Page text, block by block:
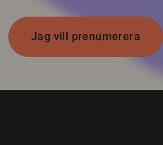
Jag vill prenumerera